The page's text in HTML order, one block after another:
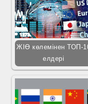
ЖІӨ көлемінен ТОП-
елдері